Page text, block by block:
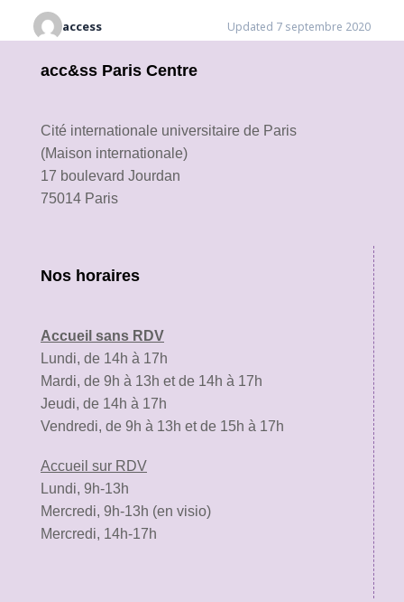
access Updated 7 septembre 2020
acc&ss Paris Centre
Cité internationale universitaire de Paris
(Maison internationale)
17 boulevard Jourdan
75014 Paris
Nos horaires
Accueil sans RDV
Lundi, de 14h à 17h
Mardi, de 9h à 13h et de 14h à 17h
Jeudi, de 14h à 17h
Vendredi, de 9h à 13h et de 15h à 17h
Accueil sur RDV
Lundi, 9h-13h
Mercredi, 9h-13h (en visio)
Mercredi, 14h-17h